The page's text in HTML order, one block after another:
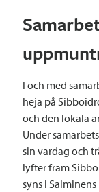
I och med
heja på
och den lokala
Under
sin vardag och
lyfter fram
syns i